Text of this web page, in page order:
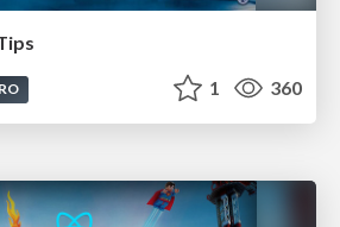
1 360